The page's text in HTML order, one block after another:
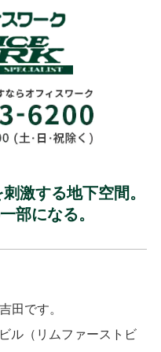
激する地下空間。
部になる。
田です。
ル（リムファーストビ